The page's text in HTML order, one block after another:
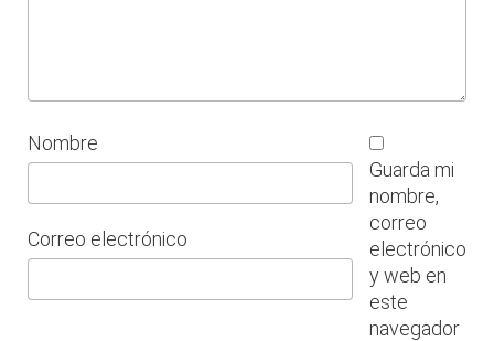
Nombre
Correo electrónico
Guarda mi
nombre,
correo
electrónico
y web en
este
navegador